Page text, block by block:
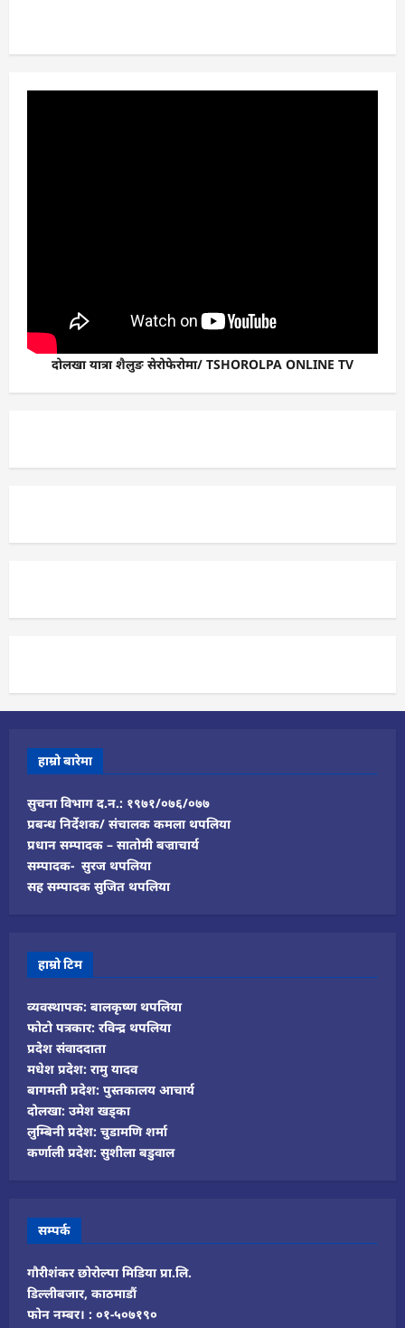
दोलखा यात्रा शैलुङ सेरोफेरोमा/ TSHOROLPA ONLINE TV
हाम्रो बारेमा
सुचना विभाग द.न.: १९७१/०७६/०७७
प्रबन्ध निर्देशक/ संचालक कमला थपलिया
प्रधान सम्पादक – सातोमी बज्राचार्य
सम्पादक- सुरज थपलिया
सह सम्पादक सुजित थपलिया
हाम्रो टिम
व्यवस्थापक: बालकृष्ण थपलिया
फोटो पत्रकार: रविन्द्र थपलिया
प्रदेश संवाददाता
मधेश प्रदेश: रामु यादव
बागमती प्रदेश: पुस्तकालय आचार्य
दोलखा: उमेश खड्का
लुम्बिनी प्रदेश: चुडामणि शर्मा
कर्णाली प्रदेश: सुशीला बडुवाल
सम्पर्क
गौरीशंकर छोरोल्पा मिडिया प्रा.लि.
डिल्लीबजार, काठमाडौं
फोन नम्बर। : ०१-५०७१९०